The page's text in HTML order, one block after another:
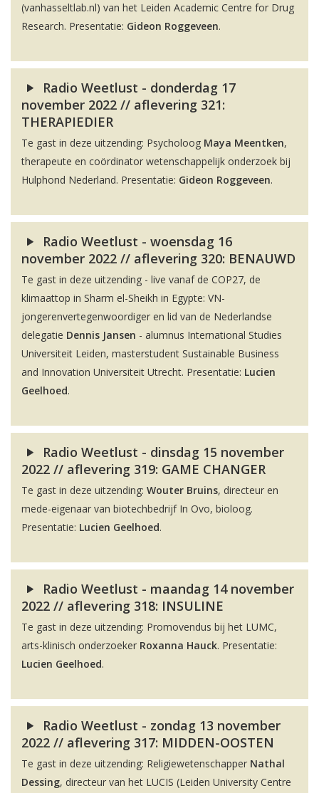
(vanhasseltlab.nl) van het Leiden Academic Centre for Drug
Research. Presentatie: Gideon Roggeveen.
Radio Weetlust - donderdag 17
november 2022 // aflevering 321:
THERAPIEDIER
Te gast in deze uitzending: Psycholoog Maya Meentken,
therapeute en coördinator wetenschappelijk onderzoek bij
Hulphond Nederland. Presentatie: Gideon Roggeveen.
Radio Weetlust - woensdag 16
november 2022 // aflevering 320: BENAUWD
Te gast in deze uitzending - live vanaf de COP27, de
klimaattop in Sharm el-Sheikh in Egypte: VN-
jongerenvertegenwoordiger en lid van de Nederlandse
delegatie Dennis Jansen - alumnus International Studies
Universiteit Leiden, masterstudent Sustainable Business
and Innovation Universiteit Utrecht. Presentatie: Lucien
Geelhoed.
Radio Weetlust - dinsdag 15 november
2022 // aflevering 319: GAME CHANGER
Te gast in deze uitzending: Wouter Bruins, directeur en
mede-eigenaar van biotechbedrijf In Ovo, bioloog.
Presentatie: Lucien Geelhoed.
Radio Weetlust - maandag 14 november
2022 // aflevering 318: INSULINE
Te gast in deze uitzending: Promovendus bij het LUMC,
arts-klinisch onderzoeker Roxanna Hauck. Presentatie:
Lucien Geelhoed.
Radio Weetlust - zondag 13 november
2022 // aflevering 317: MIDDEN-OOSTEN
Te gast in deze uitzending: Religiewetenschapper Nathal
Dessing, directeur van het LUCIS (Leiden University Centre